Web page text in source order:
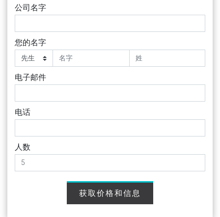
公司名字
您的名字
电子邮件
电话
人数
获取价格和信息